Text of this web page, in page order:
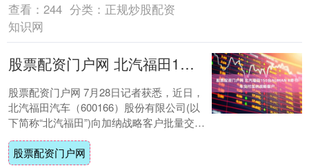
查看： 244 分类： 正规炒股配资
知识网
股票配资门户网 北汽福田150台AUMAN R牵引车交付加纳战略客户
股票配资门户网 7月28日记者获悉，近日，
北汽福田汽车（600166）股份有限公司(以
下简称“北汽福田”)向加纳战略客户批量交付
150台AUMAN R牵引车，车....
股票配资门户网